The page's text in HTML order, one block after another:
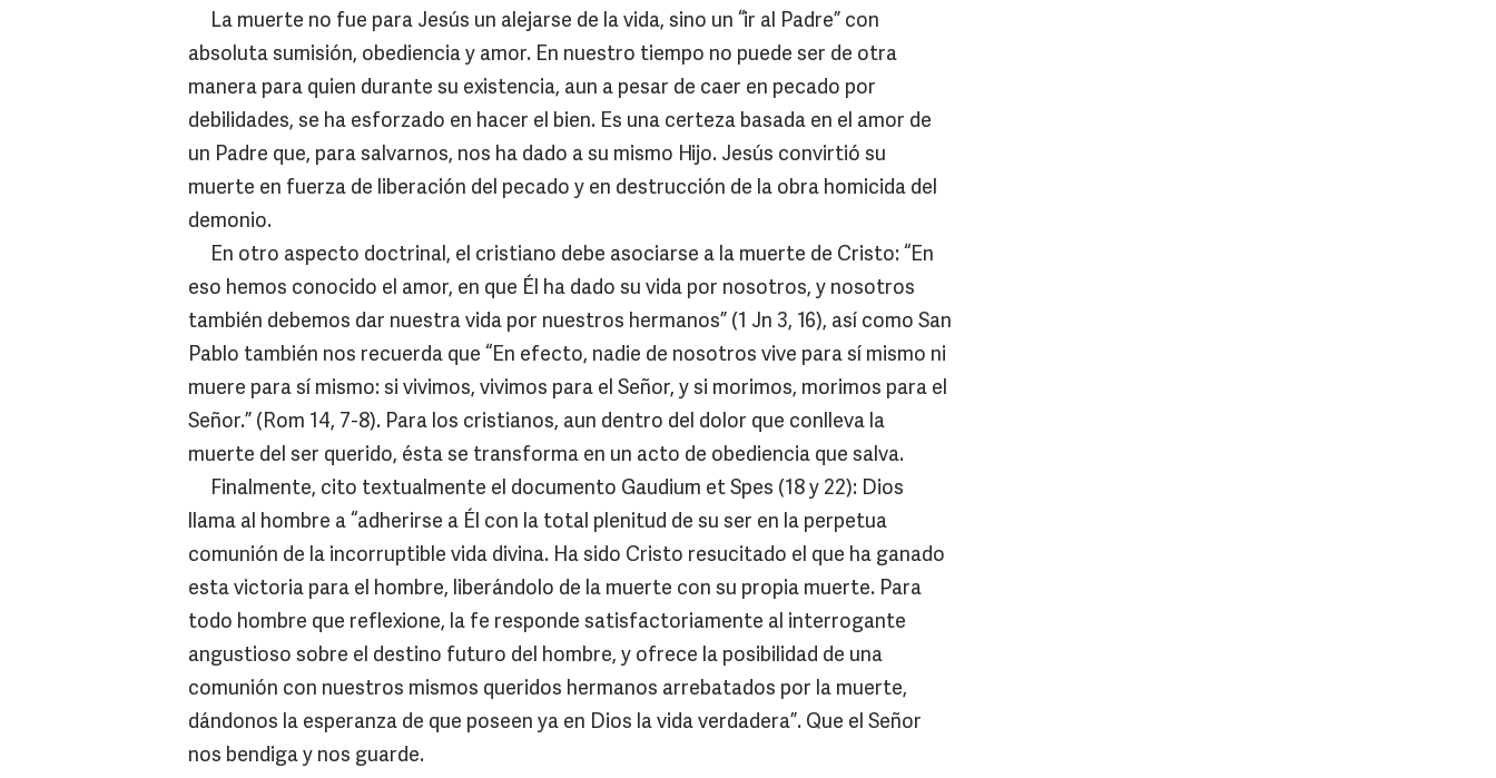
La muerte no fue para Jesús un alejarse de la vida, sino un “ir al Padre” con
absoluta sumisión, obediencia y amor. En nuestro tiempo no puede ser de otra
manera para quien durante su existencia, aun a pesar de caer en pecado por
debilidades, se ha esforzado en hacer el bien. Es una certeza basada en el amor de
un Padre que, para salvarnos, nos ha dado a su mismo Hijo. Jesús convirtió su
muerte en fuerza de liberación del pecado y en destrucción de la obra homicida del
demonio.
En otro aspecto doctrinal, el cristiano debe asociarse a la muerte de Cristo: “En
eso hemos conocido el amor, en que Él ha dado su vida por nosotros, y nosotros
también debemos dar nuestra vida por nuestros hermanos” (1 Jn 3, 16), así como San
Pablo también nos recuerda que “En efecto, nadie de nosotros vive para sí mismo ni
muere para sí mismo: si vivimos, vivimos para el Señor, y si morimos, morimos para el
Señor.” (Rom 14, 7-8). Para los cristianos, aun dentro del dolor que conlleva la
muerte del ser querido, ésta se transforma en un acto de obediencia que salva.
Finalmente, cito textualmente el documento Gaudium et Spes (18 y 22): Dios
llama al hombre a “adherirse a Él con la total plenitud de su ser en la perpetua
comunión de la incorruptible vida divina. Ha sido Cristo resucitado el que ha ganado
esta victoria para el hombre, liberándolo de la muerte con su propia muerte. Para
todo hombre que reflexione, la fe responde satisfactoriamente al interrogante
angustioso sobre el destino futuro del hombre, y ofrece la posibilidad de una
comunión con nuestros mismos queridos hermanos arrebatados por la muerte,
dándonos la esperanza de que poseen ya en Dios la vida verdadera”. Que el Señor
nos bendiga y nos guarde.